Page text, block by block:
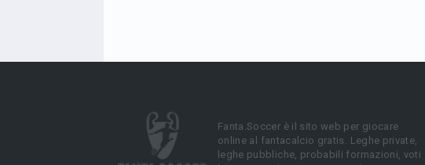
Fanta.Soccer è il sito web per giocare
online al fantacalcio gratis. Leghe private,
leghe pubbliche, probabili formazioni, voti